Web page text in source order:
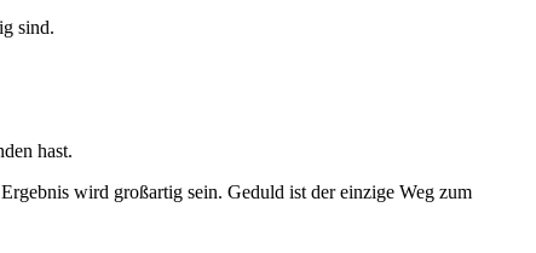
sind.
hast.
wird großartig sein. Geduld ist der einzige Weg zum